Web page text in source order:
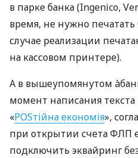
в парке банка (Ingenico,
время, не нужно
случае реализации
на кассовом принтере).
А в вышеупомянутом
момент написания
«POSтійна економія»,
при открытии счета ФЛП
подключить эквайринг